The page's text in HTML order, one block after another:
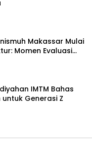
Makassar Mulai
Momen Evaluasi
IMTM Bahas
Generasi Z